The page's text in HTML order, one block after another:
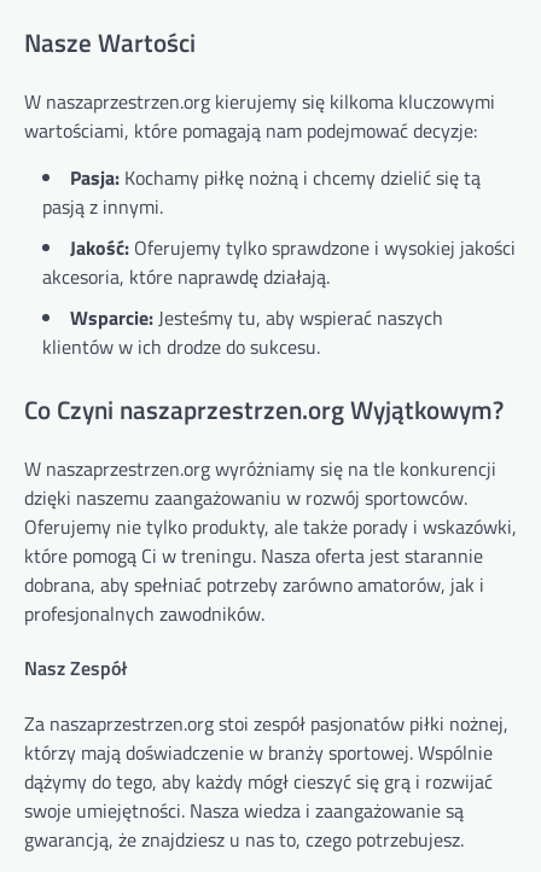
Nasze Wartości
W naszaprzestrzen.org kierujemy się kilkoma kluczowymi
wartościami, które pomagają nam podejmować decyzje:
Pasja: Kochamy piłkę nożną i chcemy dzielić się tą
pasją z innymi.
Jakość: Oferujemy tylko sprawdzone i wysokiej jakości
akcesoria, które naprawdę działają.
Wsparcie: Jesteśmy tu, aby wspierać naszych
klientów w ich drodze do sukcesu.
Co Czyni naszaprzestrzen.org Wyjątkowym?
W naszaprzestrzen.org wyróżniamy się na tle konkurencji
dzięki naszemu zaangażowaniu w rozwój sportowców.
Oferujemy nie tylko produkty, ale także porady i wskazówki,
które pomogą Ci w treningu. Nasza oferta jest starannie
dobrana, aby spełniać potrzeby zarówno amatorów, jak i
profesjonalnych zawodników.
Nasz Zespół
Za naszaprzestrzen.org stoi zespół pasjonatów piłki nożnej,
którzy mają doświadczenie w branży sportowej. Wspólnie
dążymy do tego, aby każdy mógł cieszyć się grą i rozwijać
swoje umiejętności. Nasza wiedza i zaangażowanie są
gwarancją, że znajdziesz u nas to, czego potrzebujesz.